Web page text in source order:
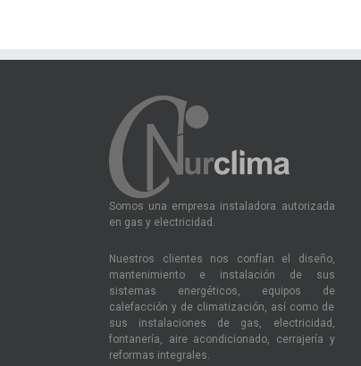
Somos una empresa instaladora autorizada
en gas y electricidad.
Nuestros clientes nos confían el diseño,
mantenimiento e instalación de sus
sistemas energéticos, equipos de
calefacción y de climatización, así como de
sus instalaciones de gas, electricidad,
fontanería, aire acondicionado, cerrajería y
reformas integrales.